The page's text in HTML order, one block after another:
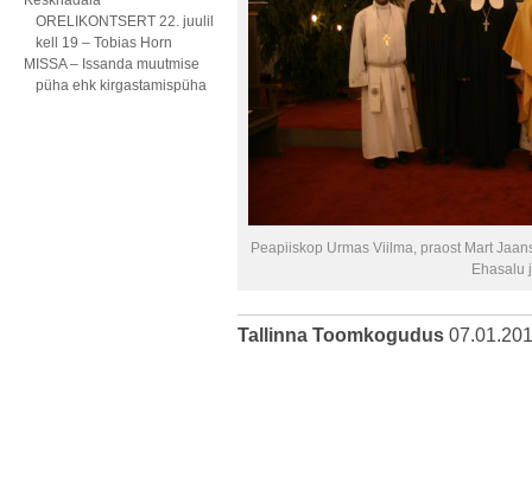
ORELIKONTSERT 22. juulil
kell 19 – Tobias Horn
MISSA – Issanda muutmise
püha ehk kirgastamispüha
Peapiiskop Urmas Viilma, praost Mart
Ehasalu
Tallinna Toomkogudus